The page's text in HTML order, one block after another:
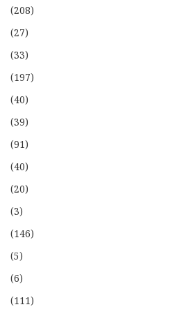
(208)
(27)
(33)
(197)
(40)
(39)
(91)
(40)
(20)
(3)
(146)
(5)
(6)
(111)